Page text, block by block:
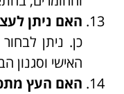
האם ניתן
כן. ניתן
האישי וסגנון
האם העץ